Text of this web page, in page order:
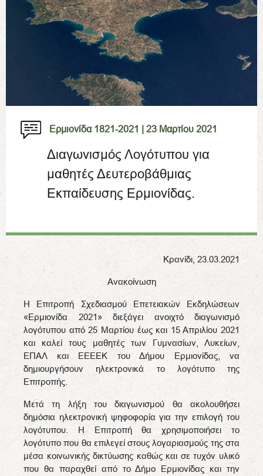
Ερμιονίδα 1821-2021 | 23 Μαρτίου 2021
Διαγωνισμός Λογότυπου για
μαθητές Δευτεροβάθμιας
Εκπαίδευσης Ερμιονίδας.
Κρανίδι, 23.03.2021
Ανακοίνωση
Η Επιτροπή Σχεδιασμού Επετειακών Εκδηλώσεων
«Ερμιονίδα 2021» διεξάγει ανοιχτό διαγωνισμό
λογότυπου από 25 Μαρτίου έως και 15 Απριλίου 2021
και καλεί τους μαθητές των Γυμνασίων, Λυκείων,
ΕΠΑΛ και ΕΕΕΕΚ του Δήμου Ερμιονίδας, να
δημιουργήσουν ηλεκτρονικά το λογότυπο της
Επιτροπής.
Μετά τη λήξη του διαγωνισμού θα ακολουθήσει
δημόσια ηλεκτρονική ψηφοφορία για την επιλογή του
λογότυπου. Η Επιτροπή θα χρησιμοποιήσει το
λογότυπο που θα επιλεγεί στους λογαριασμούς της στα
μέσα κοινωνικής δικτύωσης καθώς και σε τυχόν υλικό
που θα παραχθεί από το Δήμο Ερμιονίδας και την